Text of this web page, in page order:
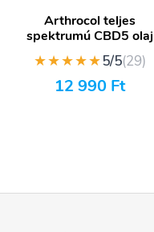
Arthrocol teljes
spektrumú CBD5 olaj
★★★★★5/5(29)
12 990 Ft